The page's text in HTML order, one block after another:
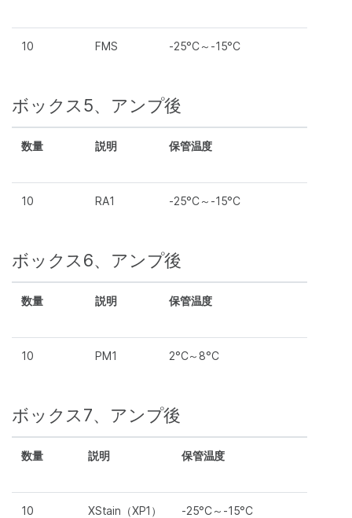
10 FMS -25°C～-15°C
ボックス5、アンプ後
数量 説明 保管温度
10 RA1 -25°C～-15°C
ボックス6、アンプ後
数量 説明 保管温度
10 PM1 2°C～8°C
ボックス7、アンプ後
数量 説明 保管温度
10
XStain（XP1）
-25°C～-15°C